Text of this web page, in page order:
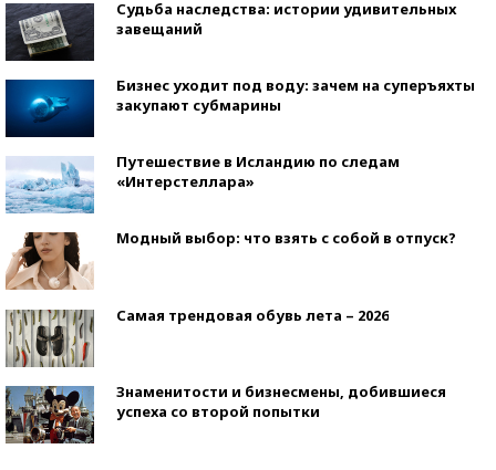
Судьба наследства: истории удивительных
завещаний
Бизнес уходит под воду: зачем на суперъяхты
закупают субмарины
Путешествие в Исландию по следам
«Интерстеллара»
Модный выбор: что взять с собой в отпуск?
Самая трендовая обувь лета – 2026
Знаменитости и бизнесмены, добившиеся
успеха со второй попытки